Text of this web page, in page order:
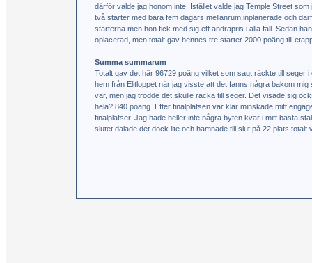
därför valde jag honom inte. Istället valde jag Temple Street
två starter med bara fem dagars mellanrum inplanerade och
starterna men hon fick med sig ett andrapris i alla fall. Sedan
oplacerad, men totalt gav hennes tre starter 2000 poäng till
Summa summarum
Totalt gav det här 96729 poäng vilket som sagt räckte till
hem från Elitloppet när jag visste att det fanns några bakom
var, men jag trodde det skulle räcka till seger. Det visade sig
hela? 840 poäng. Efter finalplatsen var klar minskade mitt
finalplatser. Jag hade heller inte några byten kvar i mitt bästa
slutet dalade det dock lite och hamnade till slut på 22 plats totalt